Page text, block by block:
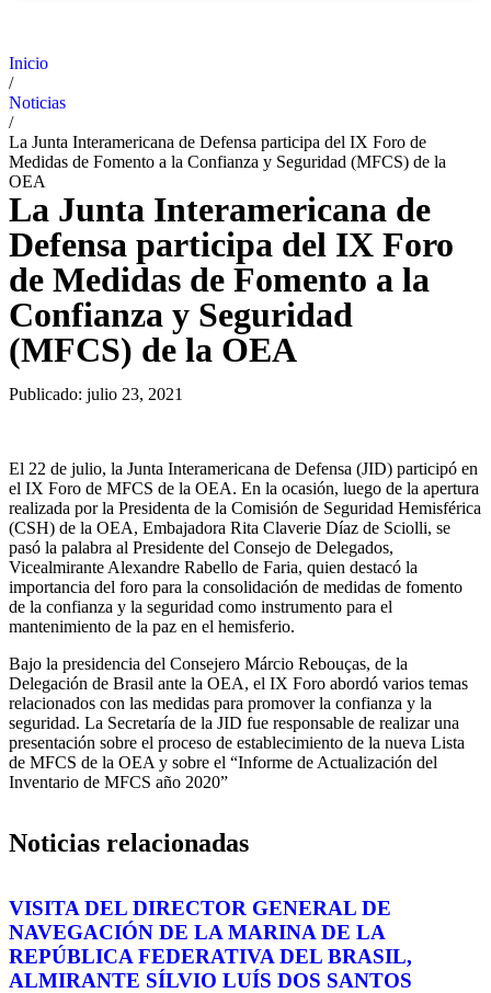
Inicio
/
Noticias
/
La Junta Interamericana de Defensa participa del IX Foro de
Medidas de Fomento a la Confianza y Seguridad (MFCS) de la
OEA
La Junta Interamericana de
Defensa participa del IX Foro
de Medidas de Fomento a la
Confianza y Seguridad
(MFCS) de la OEA
Publicado: julio 23, 2021
El 22 de julio, la Junta Interamericana de Defensa (JID) participó en
el IX Foro de MFCS de la OEA. En la ocasión, luego de la apertura
realizada por la Presidenta de la Comisión de Seguridad Hemisférica
(CSH) de la OEA, Embajadora Rita Claverie Díaz de Sciolli, se
pasó la palabra al Presidente del Consejo de Delegados,
Vicealmirante Alexandre Rabello de Faria, quien destacó la
importancia del foro para la consolidación de medidas de fomento
de la confianza y la seguridad como instrumento para el
mantenimiento de la paz en el hemisferio.
Bajo la presidencia del Consejero Márcio Rebouças, de la
Delegación de Brasil ante la OEA, el IX Foro abordó varios temas
relacionados con las medidas para promover la confianza y la
seguridad. La Secretaría de la JID fue responsable de realizar una
presentación sobre el proceso de establecimiento de la nueva Lista
de MFCS de la OEA y sobre el “Informe de Actualización del
Inventario de MFCS año 2020”
Noticias relacionadas
VISITA DEL DIRECTOR GENERAL DE
NAVEGACIÓN DE LA MARINA DE LA
REPÚBLICA FEDERATIVA DEL BRASIL,
ALMIRANTE SÍLVIO LUÍS DOS SANTOS